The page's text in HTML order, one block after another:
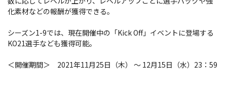
化素材などの報酬が獲得できる。
シーズン1-9では、現在開催中の「Kick Off」イベントに登場する
KO21選手なども獲得可能。
＜開催期間＞ 2021年11月25日（木） ～ 12月15日（水）23：59